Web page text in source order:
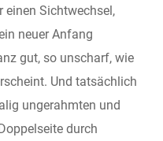
einen Sichtwechsel,
neuer Anfang
gut, so unscharf, wie
Und tatsächlich
ungerahmten und
durch